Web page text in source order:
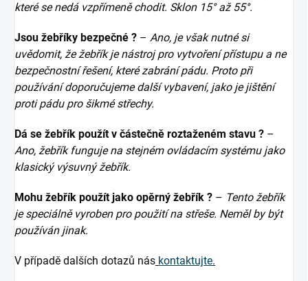
které se nedá vzpřímeně chodit. Sklon 15° až 55°.
Jsou žebříky bezpečné ? – Ano, je však nutné si
uvědomit, že žebřík je nástroj pro vytvoření přístupu a ne
bezpečnostní řešení, které zabrání pádu. Proto při
používání doporučujeme další vybavení, jako je jištění
proti pádu pro šikmé střechy.
Dá se žebřík použít v částečně roztaženém stavu ? –
Ano, žebřík funguje na stejném ovládacím systému jako
klasický výsuvný žebřík.
Mohu žebřík použít jako opěrný žebřík ? – Tento žebřík
je speciálně vyroben pro použití na střeše. Neměl by být
používán jinak.
V případě dalších dotazů nás kontaktujte.